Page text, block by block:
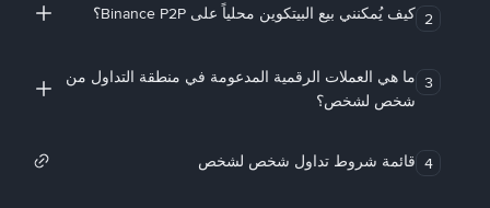
2 كيف يُمكنني بيع البيتكوين محلياً على Binance P2P؟
3 ما هي العملات الرقمية المدعومة في منطقة التداول من
شخص لشخص؟
4 قائمة شروط تداول شخص لشخص